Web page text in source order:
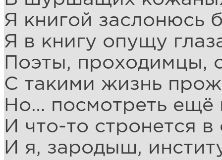
Я книгой заслонюсь
Я в книгу опущу
Поэты, проходимцы,
С такими жизнь
Но… посмотреть ещё
И что-то стронется в
И я, зародыш,